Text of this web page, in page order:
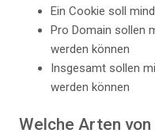
Ein Cookie soll
Pro Domain sollen
werden können
Insgesamt sollen
werden können
Welche Arten